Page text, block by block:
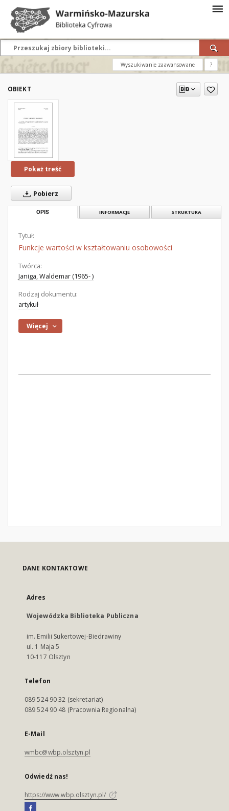
Wyszukiwanie zaawansowane ?
OBIEKT
Pokaż treść
Pobierz
OPIS INFORMACJE STRUKTURA
Tytuł:
Funkcje wartości w kształtowaniu osobowości
Twórca:
Janiga, Waldemar (1965- )
Rodzaj dokumentu:
artykuł
Więcej
DANE KONTAKTOWE
Adres
Wojewódzka Biblioteka Publiczna
im. Emilii Sukertowej-Biedrawiny
ul. 1 Maja 5
10-117 Olsztyn
Telefon
089 524 90 32 (sekretariat)
089 524 90 48 (Pracownia Regionalna)
E-Mail
wmbc@wbp.olsztyn.pl
Odwiedź nas!
https://www.wbp.olsztyn.pl/